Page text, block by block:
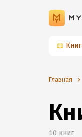
📖
Главная
10 книг